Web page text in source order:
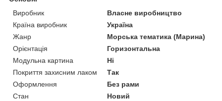
Виробник
Власне виробництво
Країна виробник
Україна
Жанр
Морська тематика (Марина)
Орієнтація
Горизонтальна
Модульна картина
Ні
Покриття захисним лаком
Так
Оформлення
Без рами
Стан
Новий